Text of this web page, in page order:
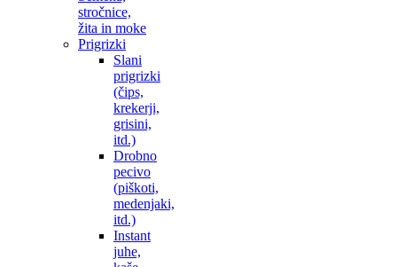
stročnice,
žita in moke
Prigrizki
Slani
prigrizki
(čips,
krekerji,
grisini,
itd.)
Drobno
pecivo
(piškoti,
medenjaki,
itd.)
Instant
juhe,